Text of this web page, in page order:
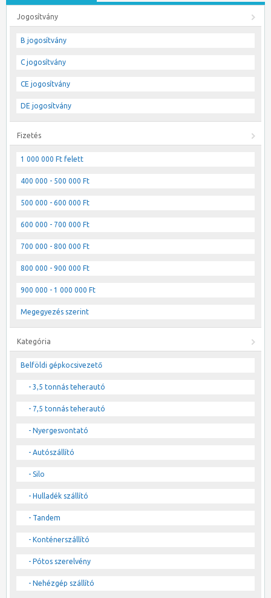
Jogosítvány
B jogosítvány
C jogosítvány
CE jogosítvány
DE jogosítvány
Fizetés
1 000 000 Ft felett
400 000 - 500 000 Ft
500 000 - 600 000 Ft
600 000 - 700 000 Ft
700 000 - 800 000 Ft
800 000 - 900 000 Ft
900 000 - 1 000 000 Ft
Megegyezés szerint
Kategória
Belföldi gépkocsivezető
- 3,5 tonnás teherautó
- 7,5 tonnás teherautó
- Nyergesvontató
- Autószállító
- Silo
- Hulladék szállító
- Tandem
- Konténerszállító
- Pótos szerelvény
- Nehézgép szállító